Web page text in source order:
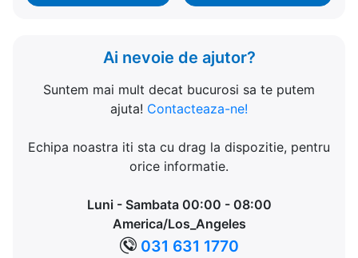
Ai nevoie de ajutor?
Suntem mai mult decat bucurosi sa te putem
ajuta! Contacteaza-ne!
Echipa noastra iti sta cu drag la dispozitie, pentru
orice informatie.
Luni - Sambata 00:00 - 08:00
America/Los_Angeles
031 631 1770